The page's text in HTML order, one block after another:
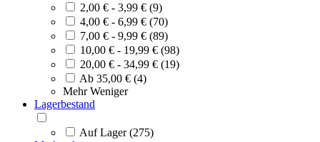
2,00 € - 3,99 € (9)
4,00 € - 6,99 € (70)
7,00 € - 9,99 € (89)
10,00 € - 19,99 € (98)
20,00 € - 34,99 € (19)
Ab 35,00 € (4)
Mehr Weniger
Lagerbestand
Auf Lager (275)